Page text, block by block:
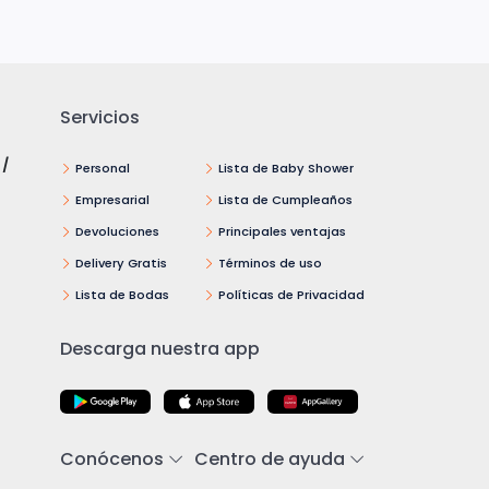
/
Servicios
Personal
Empresarial
Devoluciones
Delivery Gratis
Lista de Bodas
Lista de Baby Shower
Lista de Cumpleaños
Principales ventajas
Términos de uso
Políticas de Privacidad
Descarga nuestra app
Conócenos Centro de ayuda